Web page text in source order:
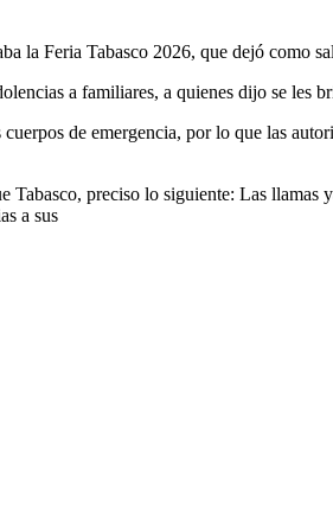
la Feria Tabasco 2026, que dejó como
a familiares, a quienes dijo se les
de emergencia, por lo que las
preciso lo siguiente: Las llamas
a sus